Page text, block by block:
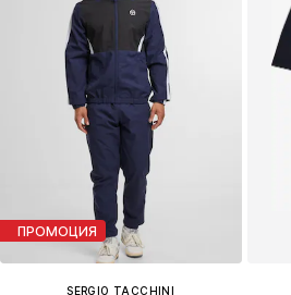
ПРОМОЦИЯ
SERGIO TACCHINI